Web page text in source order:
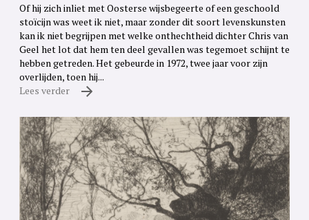
Of hij zich inliet met Oosterse wijsbegeerte of een geschoold
stoïcijn was weet ik niet, maar zonder dit soort levenskunsten
kan ik niet begrijpen met welke onthechtheid dichter Chris van
Geel het lot dat hem ten deel gevallen was tegemoet schijnt te
hebben getreden. Het gebeurde in 1972, twee jaar voor zijn
overlijden, toen hij...
Lees verder